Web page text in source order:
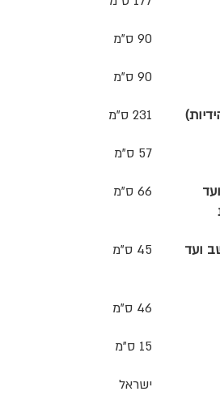
90 ס"מ
90 ס"מ
231 ס"מ
57 ס"מ
66 ס"מ
ועד
45 ס"מ
46 ס"מ
15 ס"מ
ישראל